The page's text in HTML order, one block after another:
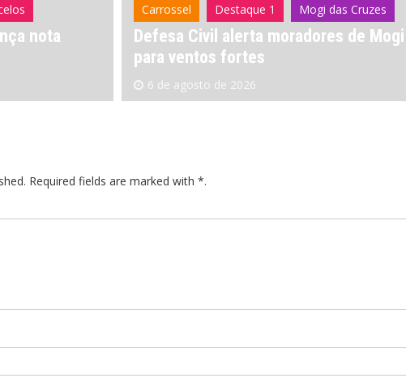
nota
Carrossel Destaque 1 Mogi das Cruzes
Defesa Civil alerta moradores de Mogi
para ventos fortes
6 de agosto de 2026
Required fields are marked with *.